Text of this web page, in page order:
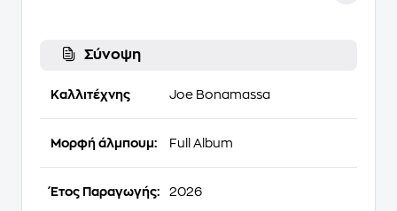
Σύνοψη
Καλλιτέχνης Joe Bonamassa
Μορφή άλμπουμ: Full Album
Έτος Παραγωγής: 2026